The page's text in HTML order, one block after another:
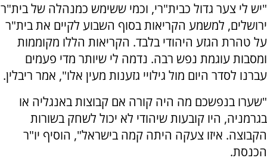
"יש לי צער גדול כבית"רי, וכמי ששימש כמנהלה של בית"ר
ירושלים, למשמע הקריאות בסוף השבוע לקיים את בית"ר
על טהרת הגזע היהודי בלבד. הקריאות הללו מקוממות
ומסבות עוגמת נפש רבה. נדמה לי שיותר מדי פעמים
עברנו לסדר היום מול גילויי גזענות מעין אלו", אמר ריבלין.
"שערו בנפשכם מה היה קורה אם קבוצות באנגליה או
בגרמניה, היו קובעות שיהודי לא יכול לשחק בשורות
הקבוצה. איזו צעקה היתה קמה בישראל", הוסיף יו"ר
הכנסת.